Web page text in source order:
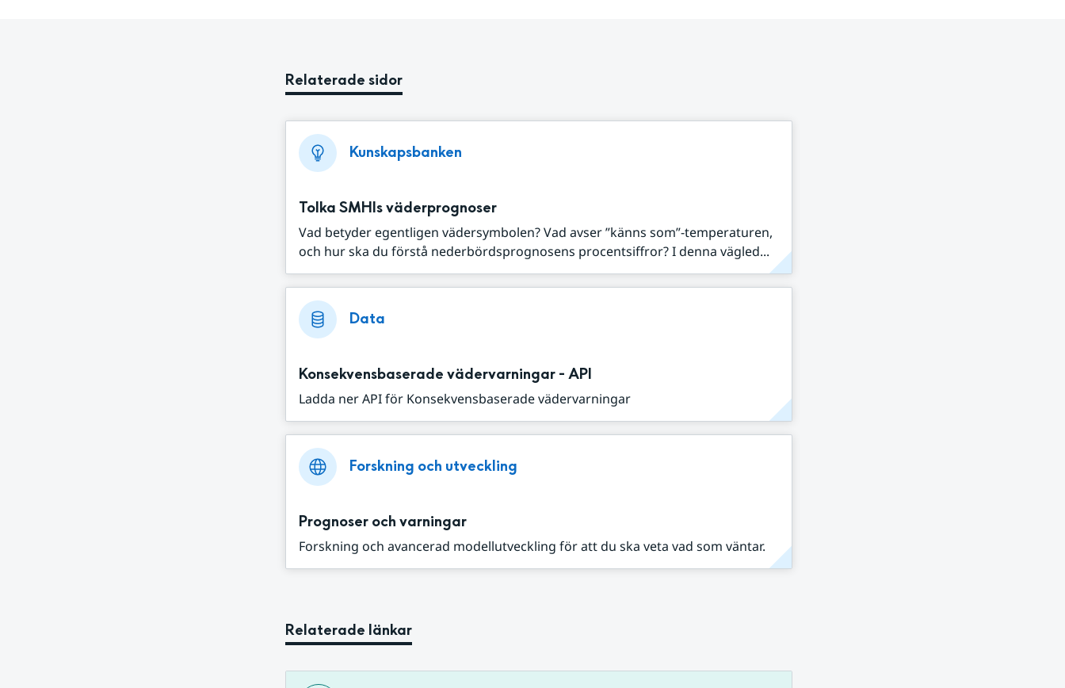
Relaterade sidor
Kunskapsbanken
Tolka SMHIs väderprognoser
Vad betyder egentligen vädersymbolen? Vad avser ”känns som”-temperaturen,
och hur ska du förstå nederbördsprognosens procentsiffror? I denna vägled...
Data
Konsekvensbaserade vädervarningar - API
Ladda ner API för Konsekvensbaserade vädervarningar
Forskning och utveckling
Prognoser och varningar
Forskning och avancerad modellutveckling för att du ska veta vad som väntar.
Relaterade länkar